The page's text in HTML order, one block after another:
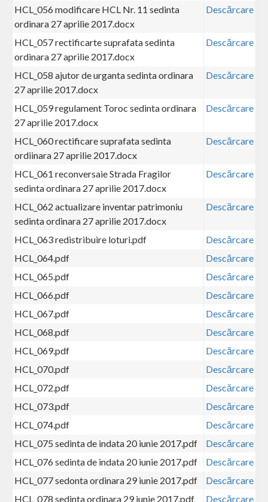
HCL_056 modificare HCL Nr. 11 sedinta
ordinara 27 aprilie 2017.docx
Descărcare
HCL_057 rectificarte suprafata sedinta
ordinara 27 aprilie 2017.docx
Descărcare
HCL_058 ajutor de urganta sedinta ordinara
27 aprilie 2017.docx
Descărcare
HCL_059 regulament Toroc sedinta ordinara
27 aprilie 2017.docx
Descărcare
HCL_060 rectificare suprafata sedinta
ordiinara 27 aprilie 2017.docx
Descărcare
HCL_061 reconversaie Strada Fragilor
sedinta ordinara 27 aprilie 2017.docx
Descărcare
HCL_062 actualizare inventar patrimoniu
sedinta ordinara 27 aprilie 2017.docx
Descărcare
HCL_063 redistribuire loturi.pdf
Descărcare
HCL_064.pdf
Descărcare
HCL_065.pdf
Descărcare
HCL_066.pdf
Descărcare
HCL_067.pdf
Descărcare
HCL_068.pdf
Descărcare
HCL_069.pdf
Descărcare
HCL_070.pdf
Descărcare
HCL_072.pdf
Descărcare
HCL_073.pdf
Descărcare
HCL_074.pdf
Descărcare
HCL_075 sedinta de indata 20 iunie 2017.pdf
Descărcare
HCL_076 sedinta de indata 20 iunie 2017.pdf
Descărcare
HCL_077 sedonta ordinara 29 iunie 2017.pdf
Descărcare
HCL_078 sedinta ordinara 29 iunie 2017.pdf
Descărcare